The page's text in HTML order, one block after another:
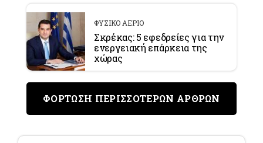
ΦΥΣΙΚΟ ΑΕΡΙΟ
Σκρέκας: 5 εφεδρείες για την
ενεργειακή επάρκεια της
χώρας
ΦΟΡΤΩΣΗ ΠΕΡΙΣΣΟΤΕΡΩΝ ΑΡΘΡΩΝ